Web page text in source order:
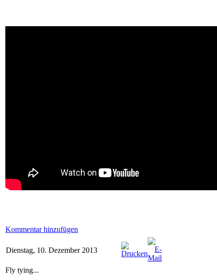
Kommentar hinzufügen
Dienstag, 10. Dezember 2013
Fly tying...